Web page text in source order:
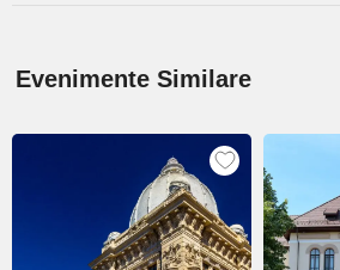
Evenimente Similare